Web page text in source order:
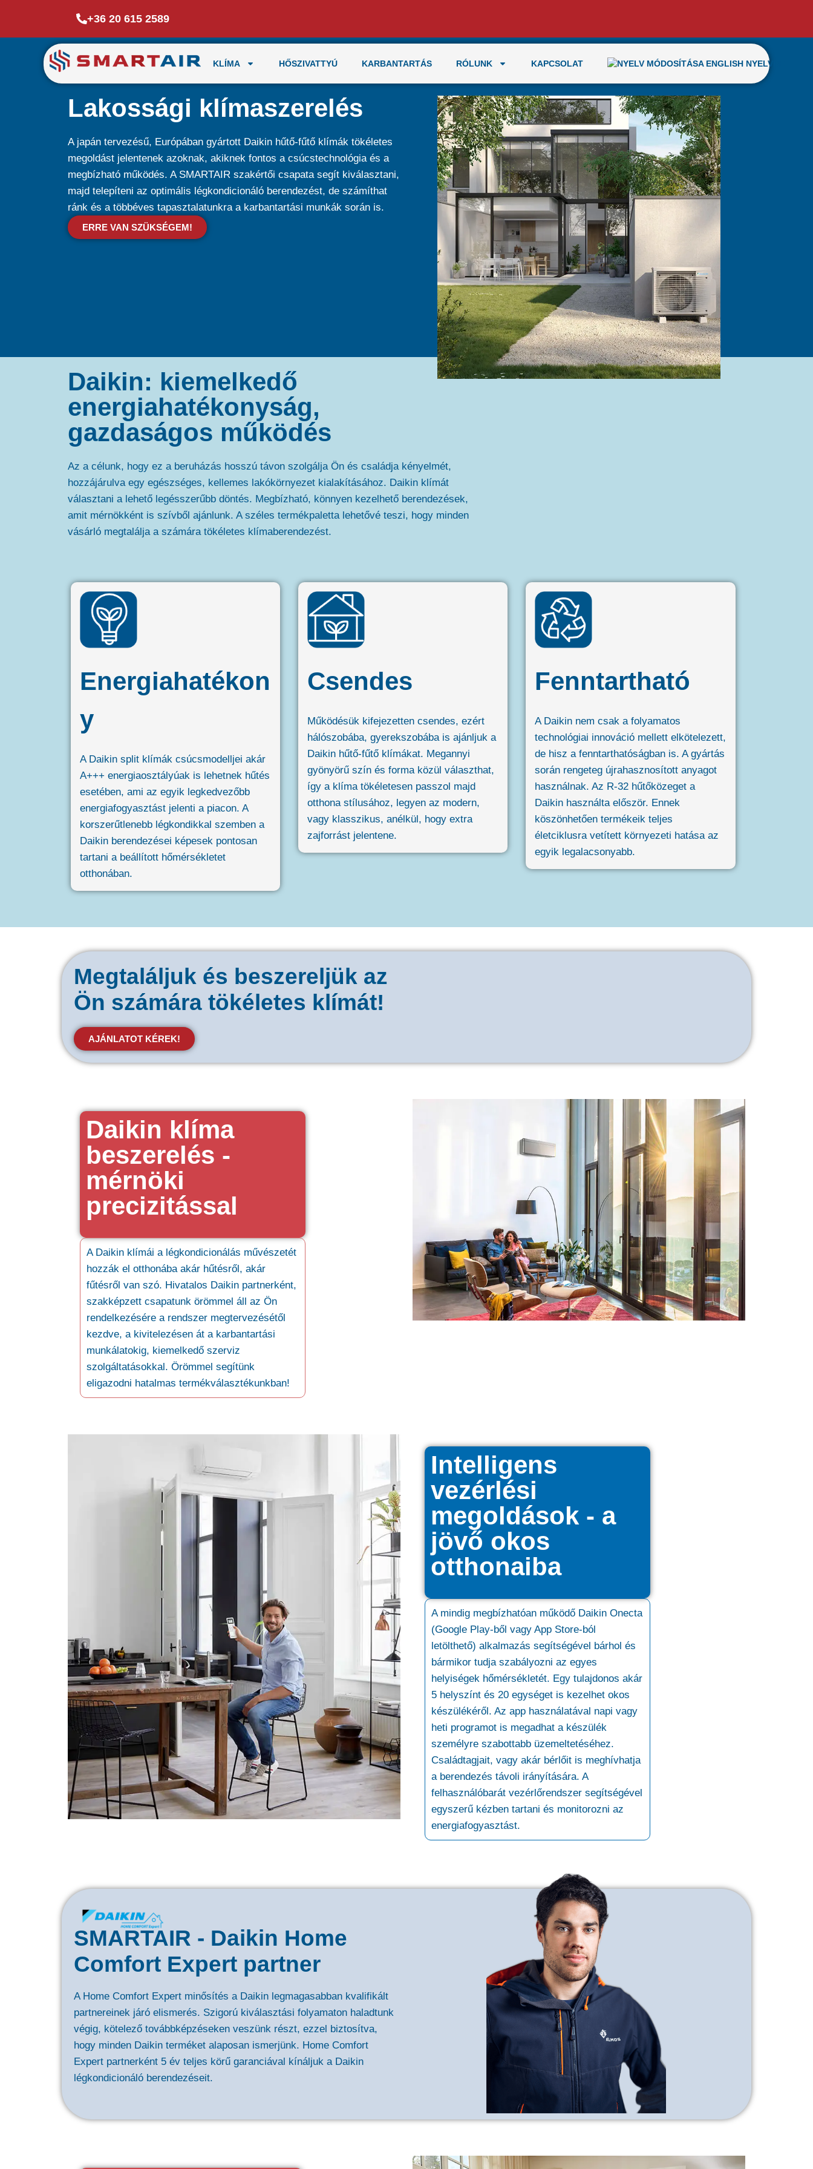
+36 20 615 2589
KLÍMA HŐSZIVATTYÚ KARBANTARTÁS RÓLUNK KAPCSOLAT
Lakossági klímaszerelés
A japán tervezésű, Európában gyártott Daikin hűtő-fűtő klímák tökéletes
megoldást jelentenek azoknak, akiknek fontos a csúcstechnológia és a
megbízható működés. A SMARTAIR szakértői csapata segít kiválasztani,
majd telepíteni az optimális légkondicionáló berendezést, de számíthat
ránk és a többéves tapasztalatunkra a karbantartási munkák során is.
ERRE VAN SZÜKSÉGEM!
Daikin: kiemelkedő
energiahatékonyság,
gazdaságos működés
Az a célunk, hogy ez a beruházás hosszú távon szolgálja Ön és családja kényelmét,
hozzájárulva egy egészséges, kellemes lakókörnyezet kialakításához. Daikin klímát
választani a lehető legésszerűbb döntés. Megbízható, könnyen kezelhető berendezések,
amit mérnökként is szívből ajánlunk. A széles termékpaletta lehetővé teszi, hogy minden
vásárló megtalálja a számára tökéletes klímaberendezést.
Energiahatékon
y
A Daikin split klímák csúcsmodelljei akár
A+++ energiaosztályúak is lehetnek hűtés
esetében, ami az egyik legkedvezőbb
energiafogyasztást jelenti a piacon. A
korszerűtlenebb légkondikkal szemben a
Daikin berendezései képesek pontosan
tartani a beállított hőmérsékletet
otthonában.
Csendes
Működésük kifejezetten csendes, ezért
hálószobába, gyerekszobába is ajánljuk a
Daikin hűtő-fűtő klímákat. Megannyi
gyönyörű szín és forma közül választhat,
így a klíma tökéletesen passzol majd
otthona stílusához, legyen az modern,
vagy klasszikus, anélkül, hogy extra
zajforrást jelentene.
Fenntartható
A Daikin nem csak a folyamatos
technológiai innováció mellett elkötelezett,
de hisz a fenntarthatóságban is. A gyártás
során rengeteg újrahasznosított anyagot
használnak. Az R-32 hűtőközeget a
Daikin használta először. Ennek
köszönhetően termékeik teljes
életciklusra vetített környezeti hatása az
egyik legalacsonyabb.
Megtaláljuk és beszereljük az
Ön számára tökéletes klímát!
AJÁNLATOT KÉREK!
Daikin klíma
beszerelés -
mérnöki
precizitással
A Daikin klímái a légkondicionálás művészetét
hozzák el otthonába akár hűtésről, akár
fűtésről van szó. Hivatalos Daikin partnerként,
szakképzett csapatunk örömmel áll az Ön
rendelkezésére a rendszer megtervezésétől
kezdve, a kivitelezésen át a karbantartási
munkálatokig, kiemelkedő szerviz
szolgáltatásokkal. Örömmel segítünk
eligazodni hatalmas termékválasztékunkban!
Intelligens
vezérlési
megoldások - a
jövő okos
otthonaiba
A mindig megbízhatóan működő Daikin Onecta
(Google Play-ből vagy App Store-ból
letölthető) alkalmazás segítségével bárhol és
bármikor tudja szabályozni az egyes
helyiségek hőmérsékletét. Egy tulajdonos akár
5 helyszínt és 20 egységet is kezelhet okos
készülékéről. Az app használatával napi vagy
heti programot is megadhat a készülék
személyre szabottabb üzemeltetéséhez.
Családtagjait, vagy akár bérlőit is meghívhatja
a berendezés távoli irányítására. A
felhasználóbarát vezérlőrendszer segítségével
egyszerű kézben tartani és monitorozni az
energiafogyasztást.
SMARTAIR - Daikin Home
Comfort Expert partner
A Home Comfort Expert minősítés a Daikin legmagasabban kvalifikált
partnereinek járó elismerés. Szigorú kiválasztási folyamaton haladtunk
végig, kötelező továbbképzéseken veszünk részt, ezzel biztosítva,
hogy minden Daikin terméket alaposan ismerjünk. Home Comfort
Expert partnerként 5 év teljes körű garanciával kínáljuk a Daikin
légkondicionáló berendezéseit.